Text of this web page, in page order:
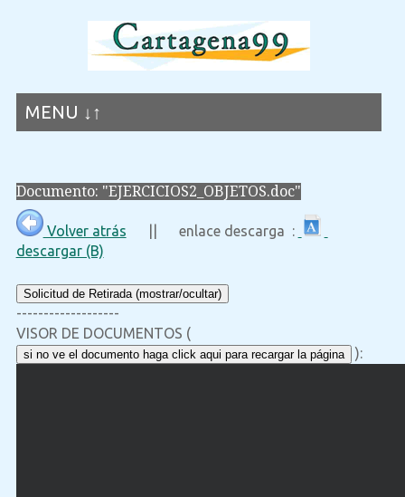
MENU ↓↑
Documento: "EJERCICIOS2_OBJETOS.doc"
Volver atrás || enlace descarga :
descargar (B)
Solicitud de Retirada (mostrar/ocultar)
-------------------
VISOR DE DOCUMENTOS (
si no ve el documento haga click aqui para recargar la página ):